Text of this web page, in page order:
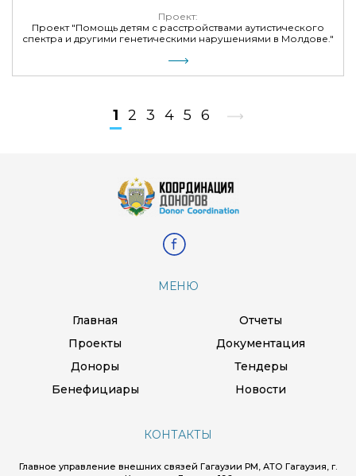
Проект:
Проект "Помощь детям с расстройствами аутистического
спектра и другими генетическими нарушениями в Молдове."
1 2 3 4 5 6
МЕНЮ
Главная
Отчеты
Проекты
Документация
Доноры
Тендеры
Бенефициары
Новости
КОНТАКТЫ
Главное управление внешних связей Гагаузии РМ, АТО Гагаузия, г.